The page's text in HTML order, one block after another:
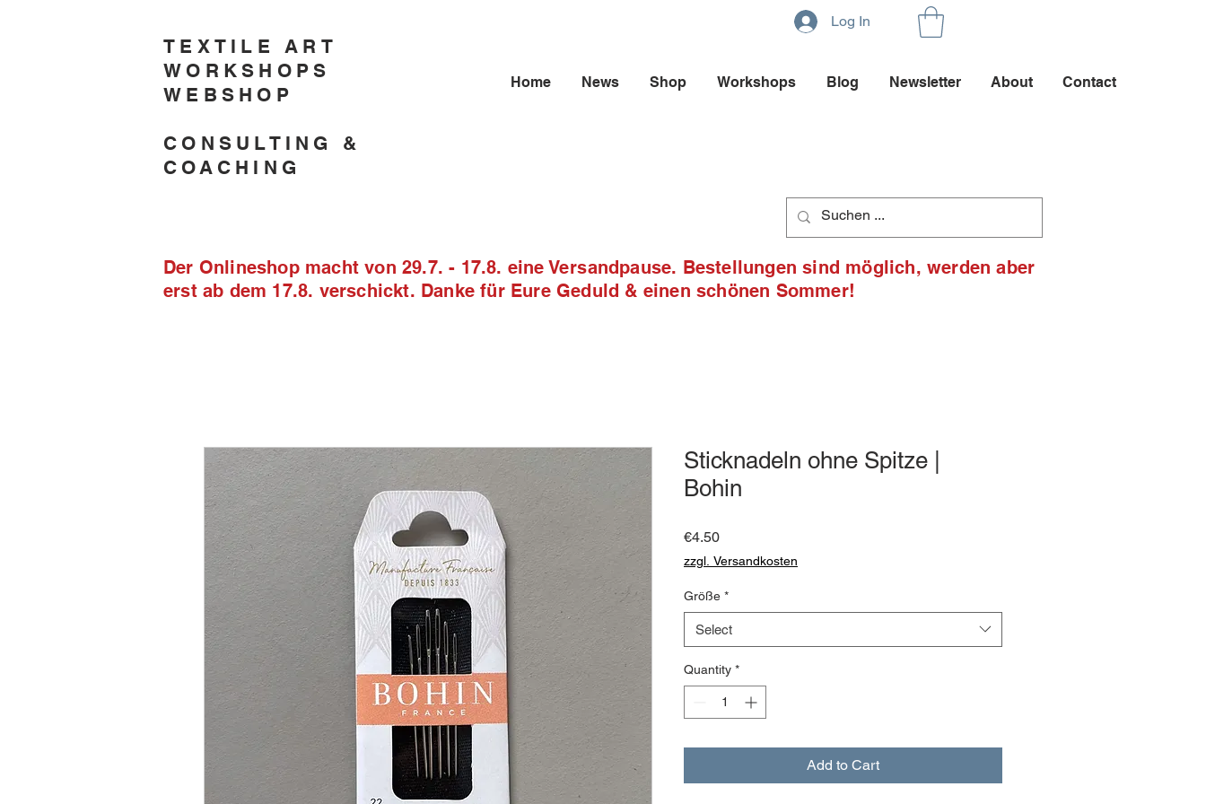
TEXTILE ART
WORKSHOPS
WEBSHOP
CONSULTING &
COACHING
Log In
Home News Shop Workshops Blog Newsletter About Contact
Der Onlineshop macht von 29.7. - 17.8. eine Versandpause. Bestellungen sind möglich, werden aber
erst ab dem 17.8. verschickt. Danke für Eure Geduld & einen schönen Sommer!
Sticknadeln ohne Spitze |
Bohin
€4.50Price
zzgl. Versandkosten
Größe *
Select
Quantity *
Add to Cart